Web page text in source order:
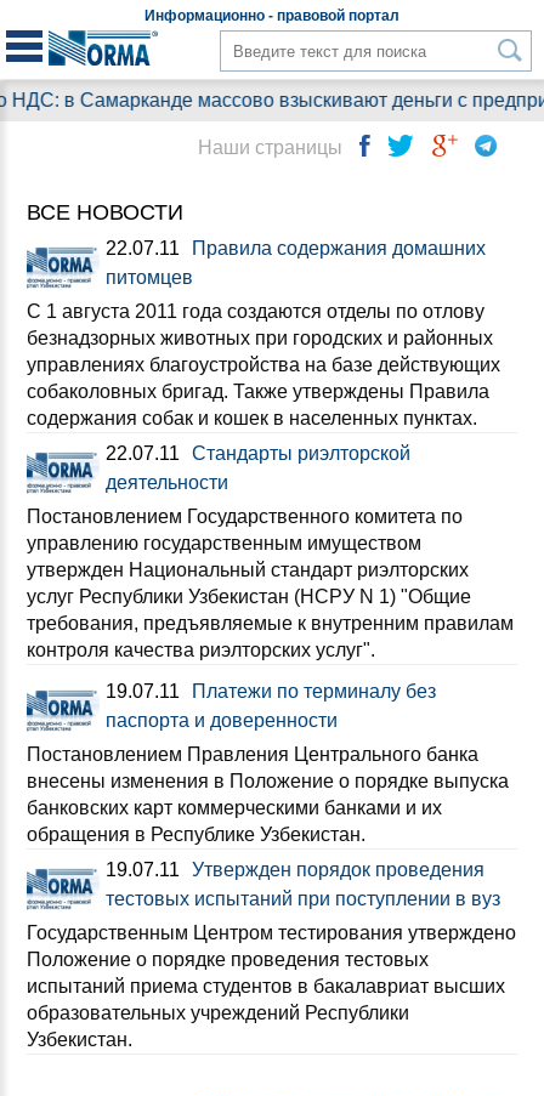
Информационно - правовой портал
Самарканде массово взыскивают деньги с предприятий.
ВСЕ НОВОСТИ
22.07.11
Правила содержания домашних
питомцев
С 1 августа 2011 года создаются отделы по отлову
безнадзорных животных при городских и районных
управлениях благоустройства на базе действующих
собаколовных бригад. Также утверждены Правила
содержания собак и кошек в населенных пунктах.
22.07.11
Стандарты риэлторской
деятельности
Постановлением Государственного комитета по
управлению государственным имуществом
утвержден Национальный стандарт риэлторских
услуг Республики Узбекистан (НСРУ N 1) "Общие
требования, предъявляемые к внутренним правилам
контроля качества риэлторских услуг".
19.07.11
Платежи по терминалу без
паспорта и доверенности
Постановлением Правления Центрального банка
внесены изменения в Положение о порядке выпуска
банковских карт коммерческими банками и их
обращения в Республике Узбекистан.
19.07.11
Утвержден порядок проведения
тестовых испытаний при поступлении в вуз
Государственным Центром тестирования утверждено
Положение о порядке проведения тестовых
испытаний приема студентов в бакалавриат высших
образовательных учреждений Республики
Узбекистан.
Наши страницы